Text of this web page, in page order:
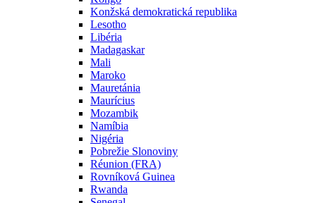
Konžská demokratická republika
Lesotho
Libéria
Madagaskar
Mali
Maroko
Mauretánia
Maurícius
Mozambik
Namíbia
Nigéria
Pobrežie Slonoviny
Réunion (FRA)
Rovníková Guinea
Rwanda